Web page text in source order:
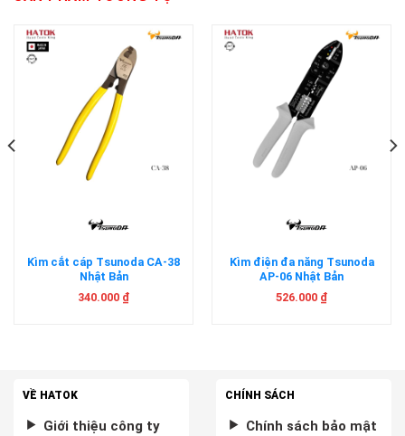
Kìm cắt cáp Tsunoda CA-38
Nhật Bản
340.000 ₫
Kìm điện đa năng Tsunoda
AP-06 Nhật Bản
526.000 ₫
VỀ HATOK
Giới thiệu công ty
CHÍNH SÁCH
Chính sách bảo mật